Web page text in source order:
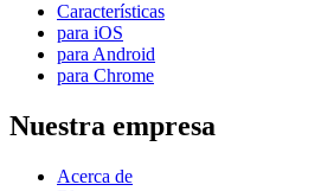
Características
para iOS
para Android
para Chrome
Nuestra empresa
Acerca de